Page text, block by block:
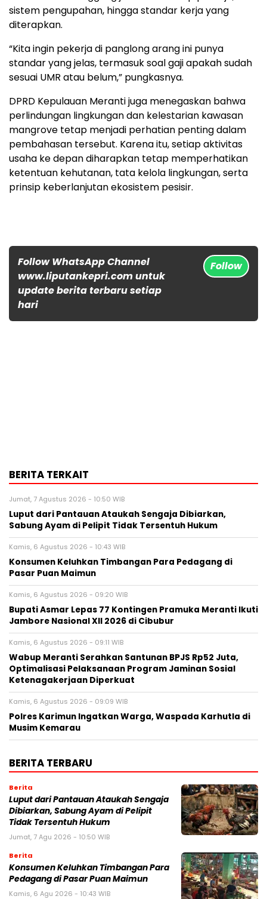
sistem pengupahan, hingga standar kerja yang
diterapkan.
“Kita ingin pekerja di panglong arang ini punya
standar yang jelas, termasuk soal gaji apakah sudah
sesuai UMR atau belum,” pungkasnya.
DPRD Kepulauan Meranti juga menegaskan bahwa
perlindungan lingkungan dan kelestarian kawasan
mangrove tetap menjadi perhatian penting dalam
pembahasan tersebut. Karena itu, setiap aktivitas
usaha ke depan diharapkan tetap memperhatikan
ketentuan kehutanan, tata kelola lingkungan, serta
prinsip keberlanjutan ekosistem pesisir.
Follow WhatsApp Channel
www.liputankepri.com untuk
update berita terbaru setiap
hari
Follow
BERITA TERKAIT
Jumat, 7 Agustus 2026 - 10:50 WIB
Luput dari Pantauan Ataukah Sengaja Dibiarkan,
Sabung Ayam di Pelipit Tidak Tersentuh Hukum
Kamis, 6 Agustus 2026 - 10:43 WIB
Konsumen Keluhkan Timbangan Para Pedagang di
Pasar Puan Maimun
Kamis, 6 Agustus 2026 - 09:20 WIB
Bupati Asmar Lepas 77 Kontingen Pramuka Meranti Ikuti
Jambore Nasional XII 2026 di Cibubur
Kamis, 6 Agustus 2026 - 09:11 WIB
Wabup Meranti Serahkan Santunan BPJS Rp52 Juta,
Optimalisasi Pelaksanaan Program Jaminan Sosial
Ketenagakerjaan Diperkuat
Kamis, 6 Agustus 2026 - 09:09 WIB
Polres Karimun Ingatkan Warga, Waspada Karhutla di
Musim Kemarau
BERITA TERBARU
Berita
Luput dari Pantauan Ataukah Sengaja
Dibiarkan, Sabung Ayam di Pelipit
Tidak Tersentuh Hukum
Jumat, 7 Agu 2026 - 10:50 WIB
Berita
Konsumen Keluhkan Timbangan Para
Pedagang di Pasar Puan Maimun
Kamis, 6 Agu 2026 - 10:43 WIB